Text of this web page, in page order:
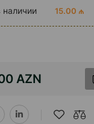
наличии 15.00 ₼
AZN